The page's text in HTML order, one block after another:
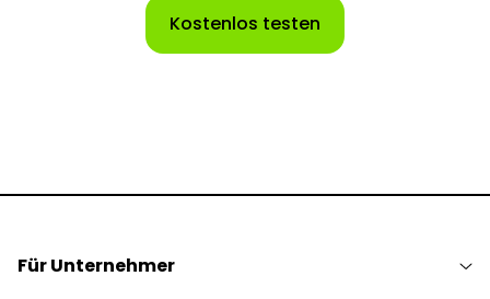
Kostenlos testen
Für Unternehmer